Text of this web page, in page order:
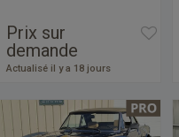
Prix sur
demande
Actualisé il y a 18 jours